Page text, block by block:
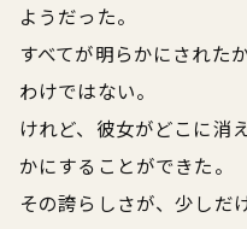
ようだった。
すべてが明らかにされた
わけではない。
けれど、彼女がどこに消
かにすることができた。
その誇らしさが、少しだ